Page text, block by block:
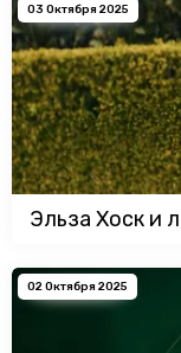
03 Октября 2025
Эльза Хоск и
02 Октября 2025